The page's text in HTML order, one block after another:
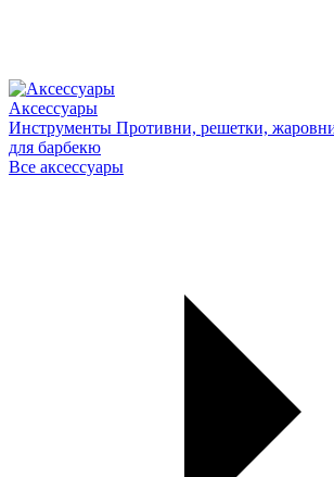
Аксессуары
Инструменты Противни, решетки,
для барбекю
Все аксессуары